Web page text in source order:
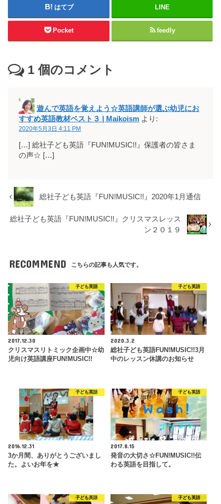
はてブ LINE
Pocket feedly
1 個のコメント
遊んで英語を覚えよう☆英語講師が選ぶ幼児にお
すすめ英語教材ベスト３ | Maikoism より:
2020年5月3日 4:11 PM
[…] 総社子ども英語『FUN!MUSIC!!』保護者の皆さま
の声☆ […]
総社子ども英語『FUN!MUSIC!!』2020年1月通信
総社子ども英語『FUN!MUSIC!!』クリスマスレッス
ン２０１９
RECOMMEND こちらの記事も人気です。
子ども英語
2017.12.30
クリスマスリトミック企画中☆幼
児向け英語講座FUN!MUSIC!!
子ども英語
2020.3.2
総社子ども英語FUN!MUSIC!!3月
中のレッスン休講のお知らせ
子ども英語
2016.12.31
3か月間、ありがとうございまし
た。よいお年を★
子ども英語
2017.8.15
発音の大切さ☆FUN!MUSIC!!伝
わる英語を目指して。
子ども英語 子ども英語